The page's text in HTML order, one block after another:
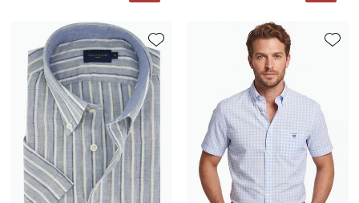
Toevoegen aan favorieten